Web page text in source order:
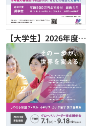
【大学生】2026年度 しのはら財団 アメリカ・イギリス・カナダ英語留学奨学金